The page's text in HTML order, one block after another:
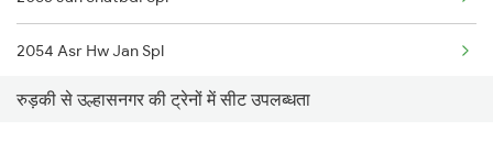
2054 Asr Hw Jan Spl
2056 Janshatabdi Spl
रुड़की से उल्हासनगर की ट्रेनों में सीट उपलब्धता